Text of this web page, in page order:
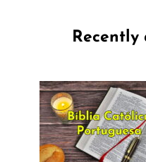
Recently